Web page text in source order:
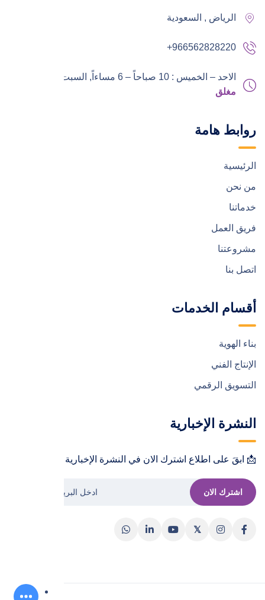
الرياض , السعودية
+966562828220
الاحد – الخميس : 10 صباحاً – 6 مساءاً,
السبت – الجمعة :
مغلق
روابط هامة
الرئيسية
من نحن
خدماتنا
فريق العمل
مشروعتنا
اتصل بنا
أقسام الخدمات
بناء الهوية
الإنتاج الفني
التسويق الرقمي
النشرة الإخبارية
📩 ابقَ على اطلاع اشترك الان في النشرة الإخبارية !📩
اشترك الان